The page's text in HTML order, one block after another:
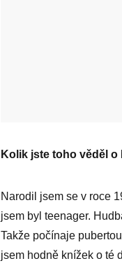
Kolik jste toho věděl o
Narodil jsem se v roce
jsem byl teenager.
Takže počínaje
jsem hodně knížek o té